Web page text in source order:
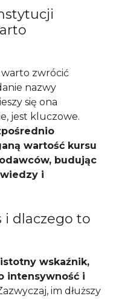
warto zwrócić
nazwy
się ona
jest kluczowe.
wartość kursu
budując
i
i dlaczego to
wskaźnik,
intensywność i
im dłuższy